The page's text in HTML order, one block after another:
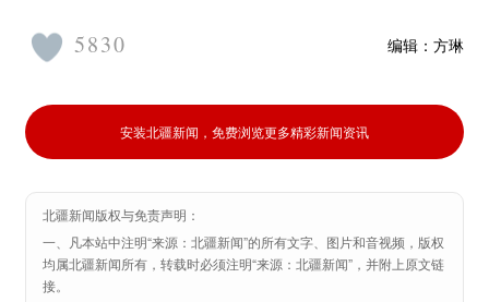
编辑： 方琳
5830
安装北疆新闻，免费浏览更多精彩新闻资讯
北疆新闻版权与免责声明：
一、凡本站中注明“来源：北疆新闻”的所有文字、图片和音视频，版权
均属北疆新闻所有，转载时必须注明“来源：北疆新闻”，并附上原文链
接。